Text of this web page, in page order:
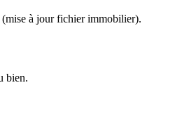
à jour fichier immobilier).
bien.